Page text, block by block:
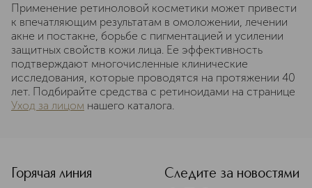
Применение ретиноловой косметики может привести
к впечатляющим результатам в омоложении, лечении
акне и постакне, борьбе с пигментацией и усилении
защитных свойств кожи лица. Ее эффективность
подтверждают многочисленные клинические
исследования, которые проводятся на протяжении 40
лет. Подбирайте средства с ретиноидами на странице
Уход за лицом нашего каталога.
Горячая линия
Следите за новостями